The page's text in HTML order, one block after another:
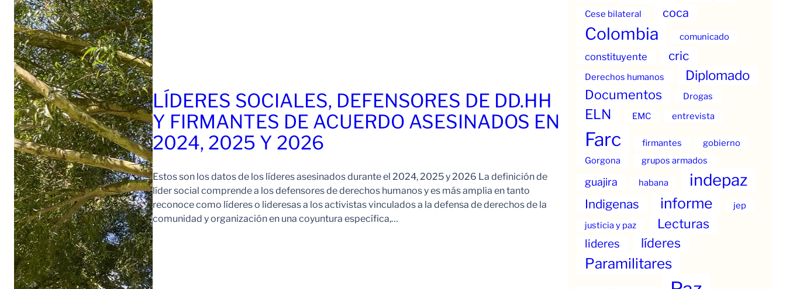
LÍDERES SOCIALES, DEFENSORES DE DD.HH
Y FIRMANTES DE ACUERDO ASESINADOS EN
2024, 2025 Y 2026
Estos son los datos de los líderes asesinados durante el 2024, 2025 y 2026 La definición de
líder social comprende a los defensores de derechos humanos y es más amplia en tanto
reconoce como líderes o lideresas a los activistas vinculados a la defensa de derechos de la
comunidad y organización en una coyuntura específica,…
Cese bilateral coca
Colombia comunicado
constituyente cric
Derechos humanos Diplomado
Documentos Drogas
ELN EMC entrevista
Farc firmantes
gobierno
Gorgona
grupos armados
guajira habana indepaz
Indigenas informe
jep
justicia y paz
Lecturas
lideres líderes
Paramilitares